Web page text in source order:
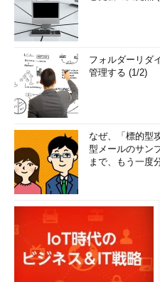
フォルダーリダ
管理する (1/2)
なぜ、「標的型
型メールのサン
まで、もう一度